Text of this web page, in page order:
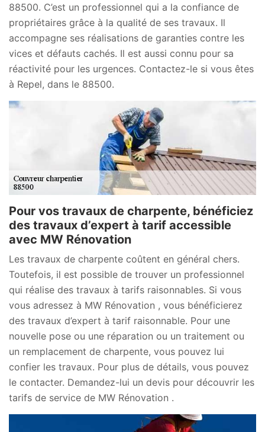
88500. C’est un professionnel qui a la confiance de
propriétaires grâce à la qualité de ses travaux. Il
accompagne ses réalisations de garanties contre les
vices et défauts cachés. Il est aussi connu pour sa
réactivité pour les urgences. Contactez-le si vous êtes
à Repel, dans le 88500.
Pour vos travaux de charpente, bénéficiez
des travaux d’expert à tarif accessible
avec MW Rénovation
Les travaux de charpente coûtent en général chers.
Toutefois, il est possible de trouver un professionnel
qui réalise des travaux à tarifs raisonnables. Si vous
vous adressez à MW Rénovation , vous bénéficierez
des travaux d’expert à tarif raisonnable. Pour une
nouvelle pose ou une réparation ou un traitement ou
un remplacement de charpente, vous pouvez lui
confier les travaux. Pour plus de détails, vous pouvez
le contacter. Demandez-lui un devis pour découvrir les
tarifs de service de MW Rénovation .